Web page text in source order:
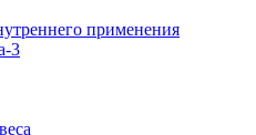
применения
3